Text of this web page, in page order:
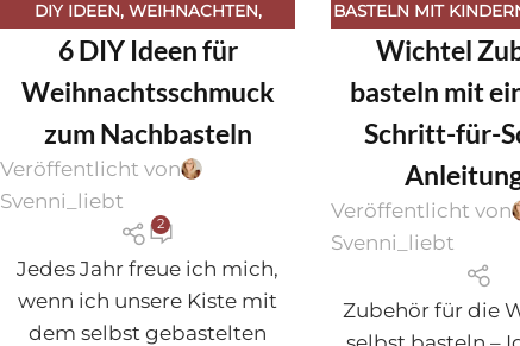
DIY IDEEN, WEIHNACHTEN,
WEIHNACHTEN
6 DIY Ideen für
Weihnachtsschmuck
zum Nachbasteln
Veröffentlicht von
Svenni_liebt
2
Jedes Jahr freue ich mich,
wenn ich unsere Kiste mit
dem selbst gebastelten
BASTELN MIT
JAHRESZEITEN,
WICHTELSTREICHE &
Wichtel
basteln mit
Schritt-für-
Veröffentlicht von
Svenni_liebt
Zubehör für die